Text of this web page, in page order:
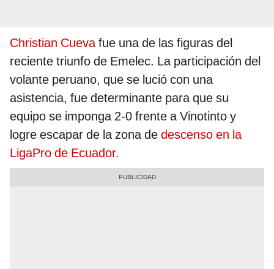
Christian Cuevafue una de las figuras del
reciente triunfo de Emelec. La participación del
volante peruano, que se lució con una
asistencia, fue determinante para que su
equipo se imponga 2-0 frente a Vinotinto y
logre escapar de la zona de descenso en la
LigaPro de Ecuador.